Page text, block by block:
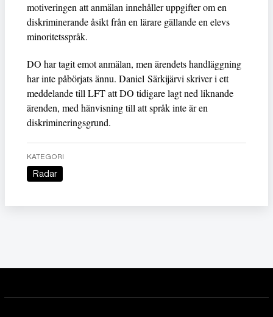
motiveringen att anmälan innehåller uppgifter om en
diskriminerande åsikt från en lärare gällande en elevs
minoritetsspråk.
DO har tagit emot anmälan, men ärendets handläggning
har inte påbörjats ännu. Daniel Särkijärvi skriver i ett
meddelande till LFT att DO tidigare lagt ned liknande
ärenden, med hänvisning till att språk inte är en
diskrimineringsgrund.
KATEGORI
Radar